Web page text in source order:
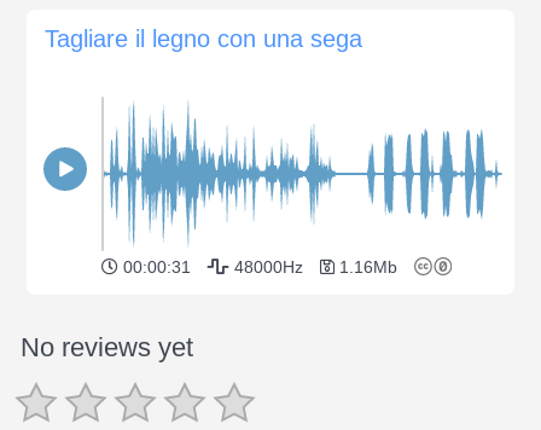
Tagliare il legno con una sega
00:00:31 48000Hz 1.16Mb
No reviews yet